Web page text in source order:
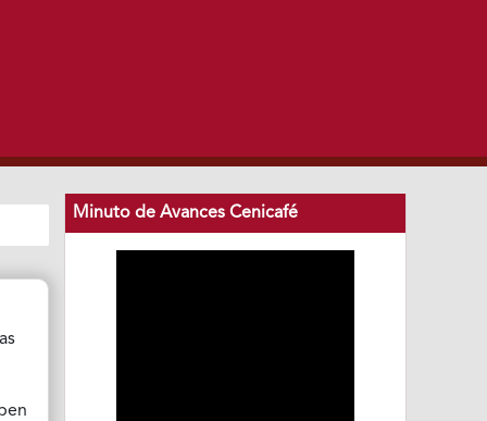
Minuto de Avances Cenicafé